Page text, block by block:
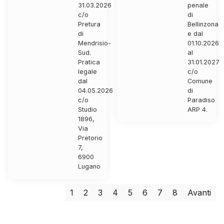
31.03.2026
c/o
Pretura
di
Mendrisio-
Sud.
Pratica
legale
dal
04.05.2026
c/o
Studio
1896,
Via
Pretorio
7,
6900
Lugano
penale
di
Bellinzona
e dal
01.10.2026
al
31.01.2027
c/o
Comune
di
Paradiso
ARP 4.
1 2 3 4 5 6 7 8 Avanti